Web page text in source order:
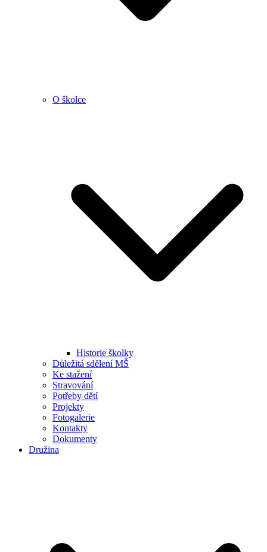
O školce
Historie školky
Důležitá sdělení MŠ
Ke stažení
Stravování
Potřeby dětí
Projekty
Fotogalerie
Kontakty
Dokumenty
Družina